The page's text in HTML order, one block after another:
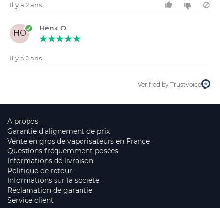
Il y a 2 ans
HO
Henk O
Il y a 2 ans
Verified by Trustvoice
À propos
Garantie d'alignement de prix
Vente en gros de vaporisateurs en France
Questions fréquemment posées
Informations de livraison
Politique de retour
Informations sur la société
Réclamation de garantie
Service client